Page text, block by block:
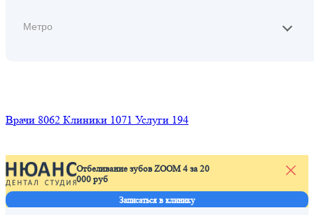
Врачи 8062 Клиники 1071 Услуги 194
Отбеливание зубов ZOOM 4 за 20
000 руб
Записаться в клинику